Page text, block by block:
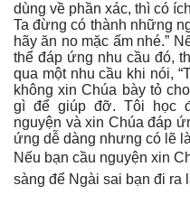
dùng về phần xác, thì có
Ta đừng có thành những
hãy ăn no mặc ấm nhé.”
thể đáp ứng nhu cầu đó,
qua một nhu cầu khi nói,
không xin Chúa bày tỏ
gì để giúp đỡ. Tôi học
nguyện và xin Chúa đáp
ứng dễ dàng nhưng có lẽ
Nếu bạn cầu nguyện xin
sàng để Ngài sai bạn đi ra